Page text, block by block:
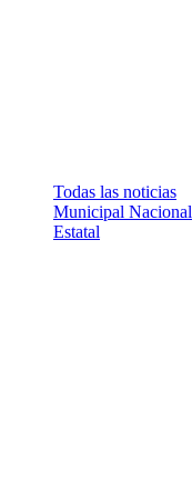
Todas las noticias
Municipal Nacional
Estatal